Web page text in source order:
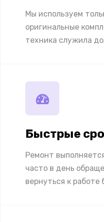
Мы используем
оригинальные
техника служила
Быстрые
Ремонт
часто в день
вернуться к работе